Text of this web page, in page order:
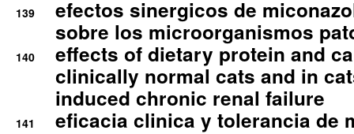
139
efectos sinergicos de
sobre los microorganismos
140
effects of dietary protein and
clinically normal cats and in
induced chronic renal failure
141
eficacia clinica y tolerancia de